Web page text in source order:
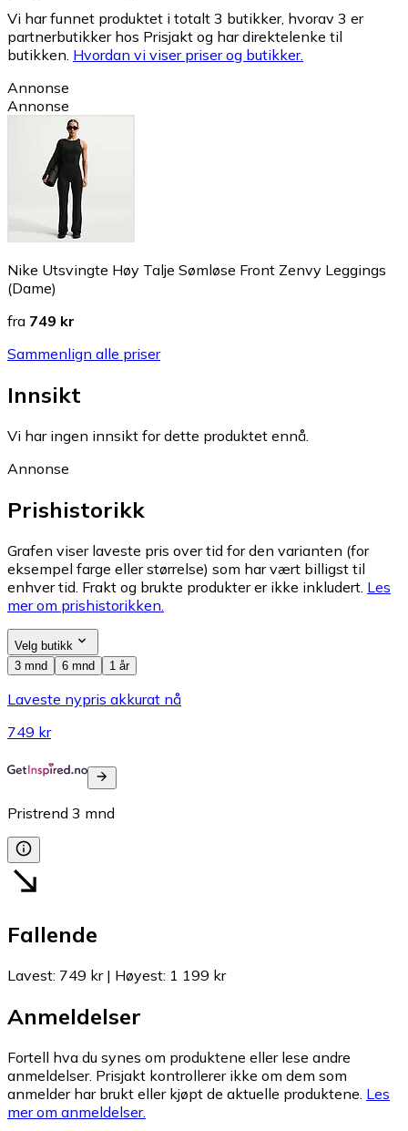
Vi har funnet produktet i totalt 3 butikker, hvorav 3 er
partnerbutikker hos Prisjakt og har direktelenke til
butikken. Hvordan vi viser priser og butikker.
Annonse
Annonse
Nike Utsvingte Høy Talje Sømløse Front Zenvy Leggings
(Dame)
fra 749 kr
Sammenlign alle priser
Innsikt
Vi har ingen innsikt for dette produktet ennå.
Annonse
Prishistorikk
Grafen viser laveste pris over tid for den varianten (for
eksempel farge eller størrelse) som har vært billigst til
enhver tid. Frakt og brukte produkter er ikke inkludert. Les
mer om prishistorikken.
Velg butikk
3 mnd
6 mnd 1 år
Laveste nypris akkurat nå
749 kr
Pristrend 3 mnd
Fallende
Lavest: 749 kr| Høyest: 1 199 kr
Anmeldelser
Fortell hva du synes om produktene eller lese andre
anmeldelser. Prisjakt kontrollerer ikke om dem som
anmelder har brukt eller kjøpt de aktuelle produktene. Les
mer om anmeldelser.